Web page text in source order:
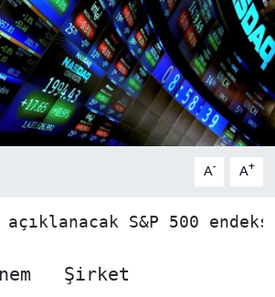
A- A+
açıklanacak S&P 500
Dönem   Şirket